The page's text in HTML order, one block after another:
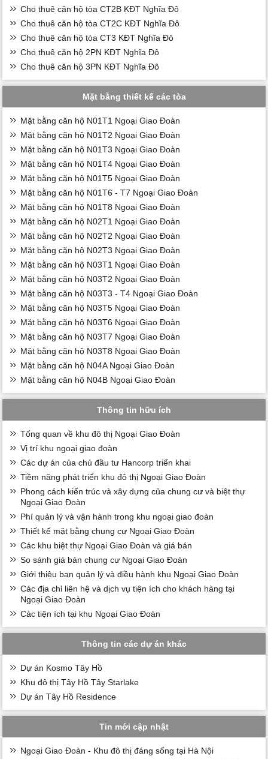
Cho thuê căn hộ tòa CT2B KĐT Nghĩa Đô
Cho thuê căn hộ tòa CT2C KĐT Nghĩa Đô
Cho thuê căn hộ tòa CT3 KĐT Nghĩa Đô
Cho thuê căn hộ 2PN KĐT Nghĩa Đô
Cho thuê căn hộ 3PN KĐT Nghĩa Đô
Mặt bằng thiết kế các tòa
Mặt bằng căn hộ N01T1 Ngoại Giao Đoàn
Mặt bằng căn hộ N01T2 Ngoại Giao Đoàn
Mặt bằng căn hộ N01T3 Ngoại Giao Đoàn
Mặt bằng căn hộ N01T4 Ngoại Giao Đoàn
Mặt bằng căn hộ N01T5 Ngoại Giao Đoàn
Mặt bằng căn hộ N01T6 - T7 Ngoại Giao Đoàn
Mặt bằng căn hộ N01T8 Ngoại Giao Đoàn
Mặt bằng căn hộ N02T1 Ngoại Giao Đoàn
Mặt bằng căn hộ N02T2 Ngoại Giao Đoàn
Mặt bằng căn hộ N02T3 Ngoại Giao Đoàn
Mặt bằng căn hộ N03T1 Ngoại Giao Đoàn
Mặt bằng căn hộ N03T2 Ngoại Giao Đoàn
Mặt bằng căn hộ N03T3 - T4 Ngoại Giao Đoàn
Mặt bằng căn hộ N03T5 Ngoại Giao Đoàn
Mặt bằng căn hộ N03T6 Ngoại Giao Đoàn
Mặt bằng căn hộ N03T7 Ngoại Giao Đoàn
Mặt bằng căn hộ N03T8 Ngoại Giao Đoàn
Mặt bằng căn hộ N04A Ngoại Giao Đoàn
Mặt bằng căn hộ N04B Ngoại Giao Đoàn
Thông tin hữu ích
Tổng quan về khu đô thị Ngoại Giao Đoàn
Vị trí khu ngoại giao đoàn
Các dự án của chủ đầu tư Hancorp triển khai
Tiềm năng phát triển khu đô thị Ngoại Giao Đoàn
Phong cách kiến trúc và xây dựng của chung cư và biệt thự
Ngoại Giao Đoàn
Phí quản lý và vận hành trong khu ngoại giao đoàn
Thiết kế mặt bằng chung cư Ngoại Giao Đoàn
Các khu biệt thự Ngoại Giao Đoàn và giá bán
So sánh giá bán chung cư Ngoại Giao Đoàn
Giới thiệu ban quản lý và điều hành khu Ngoại Giao Đoàn
Các địa chỉ liên hệ và dịch vụ tiện ích cho khách hàng tại
Ngoại Giao Đoàn
Các tiện ích tại khu Ngoại Giao Đoàn
Thông tin các dự án khác
Dự án Kosmo Tây Hồ
Khu đô thị Tây Hồ Tây Starlake
Dự án Tây Hồ Residence
Tin mới cập nhật
Ngoại Giao Đoàn - Khu đô thị đáng sống tại Hà Nội